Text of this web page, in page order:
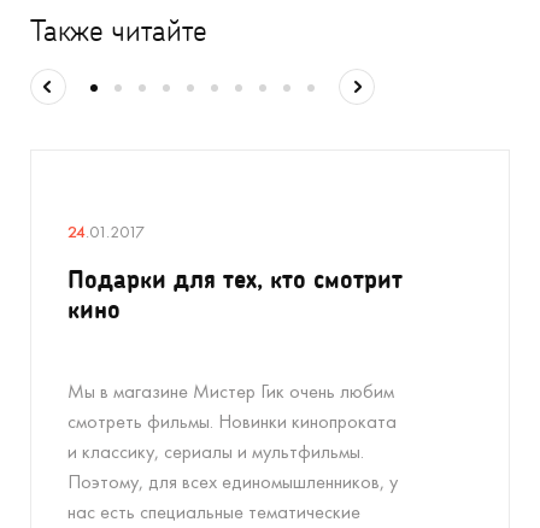
Также читайте
24.01.2017
Подарки для тех, кто смотрит
кино
Мы в магазине Мистер Гик очень любим
смотреть фильмы. Новинки кинопроката
и классику, сериалы и мультфильмы.
Поэтому, для всех единомышленников, у
нас есть специальные тематические